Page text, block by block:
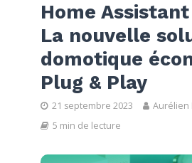
Home
La nouvelle
domotique
Plug & Play
21 septembre 2023
Aurélien
5 min de lecture